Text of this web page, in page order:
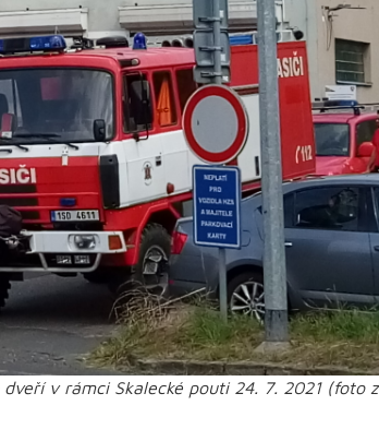
v rámci Skalecké pouti 24. 7. 2021 (foto z